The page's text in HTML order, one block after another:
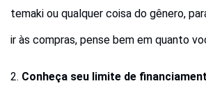
temaki ou qualquer coisa do gênero,
ir às compras, pense bem em quanto
2. Conheça seu limite de